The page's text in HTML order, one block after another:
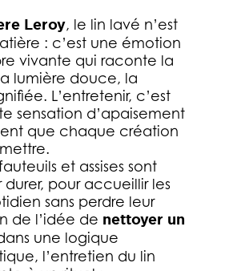
Leroy, le lin lavé n’est
: c’est une émotion
vivante qui raconte la
lumière douce, la
L’entretenir, c’est
sensation d’apaisement
que chaque création
et assises sont
pour accueillir les
sans perdre leur
de l’idée de nettoyer un
une logique
l’entretien du lin